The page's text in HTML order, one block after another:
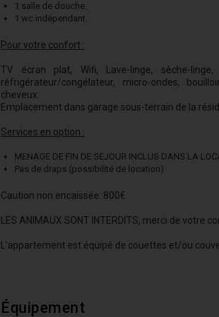
1 salle de douche.
1 wc indépendant.
Pour votre confort :
TV écran plat, Wifi, Lave-linge, sèche-
réfrigérateur/congélateur, micro-ondes,
cheveux.
Emplacement dans garage sous-terrain de la
Services en option :
MENAGE DE FIN DE SEJOUR INCLUS DANS LA
Pas de draps (possibilité de location)
Caution non encaissée: 800€
LES ANIMAUX SONT INTERDITS, merci de votre
L'appartement est équipé de couettes et/ou
Équipement